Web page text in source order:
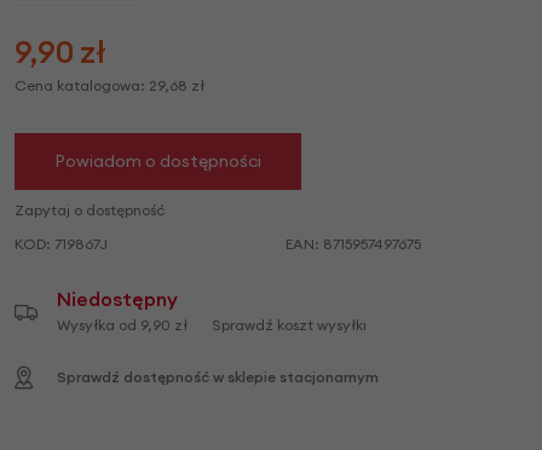
9,90 zł
Cena katalogowa: 29,68 zł
Powiadom o dostępności
Zapytaj o dostępność
KOD: 719867J EAN: 8715957497675
Niedostępny
Wysyłka od 9,90 zł Sprawdź koszt wysyłki
Sprawdź dostępność w sklepie stacjonarnym